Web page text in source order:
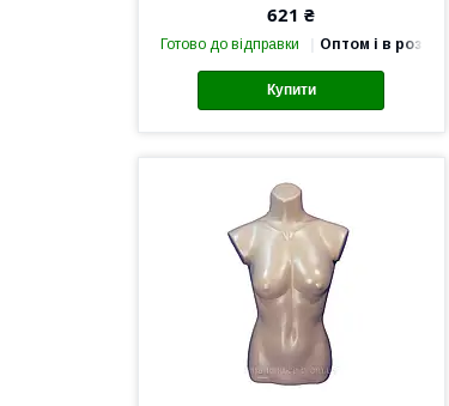
621 ₴
Готово до відправки Оптом і в роздріб
Купити